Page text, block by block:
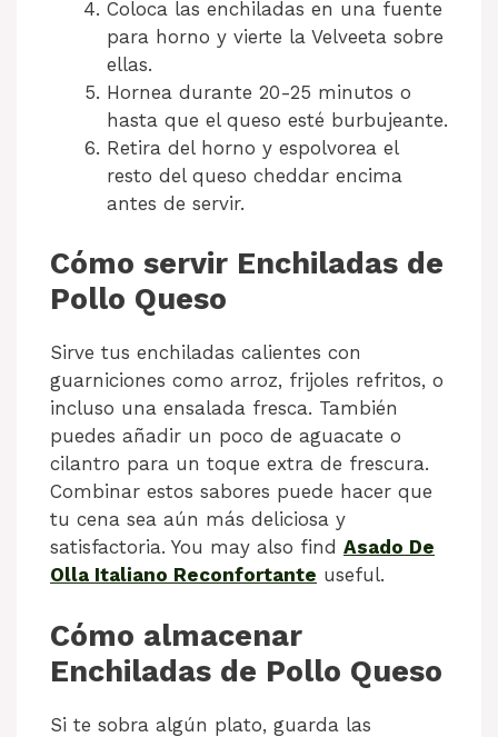
Coloca las enchiladas en una fuente
para horno y vierte la Velveeta sobre
ellas.
Hornea durante 20-25 minutos o
hasta que el queso esté burbujeante.
Retira del horno y espolvorea el
resto del queso cheddar encima
antes de servir.
Cómo servir Enchiladas de
Pollo Queso
Sirve tus enchiladas calientes con
guarniciones como arroz, frijoles refritos, o
incluso una ensalada fresca. También
puedes añadir un poco de aguacate o
cilantro para un toque extra de frescura.
Combinar estos sabores puede hacer que
tu cena sea aún más deliciosa y
satisfactoria. You may also find Asado De
Olla Italiano Reconfortante useful.
Cómo almacenar
Enchiladas de Pollo Queso
Si te sobra algún plato, guarda las